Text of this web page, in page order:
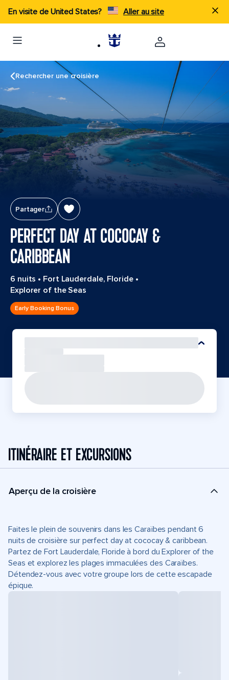
En visite de United States? Aller au site
Rechercher une croisière
Partager
PERFECT DAY AT COCOCAY &
CARIBBEAN
6 nuits • Fort Lauderdale, Floride•
Explorer of the Seas
Early Booking Bonus
ITINÉRAIRE ET EXCURSIONS
Aperçu de la croisière
Faites le plein de souvenirs dans les Caraïbes pendant 6
nuits de croisière sur perfect day at cococay & caribbean.
Partez de Fort Lauderdale, Floride à bord du Explorer of the
Seas et explorez les plages immaculées des Caraïbes.
Détendez-vous avec votre groupe lors de cette escapade
épique.